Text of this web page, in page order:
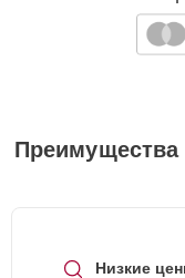
Преимущества
Низкие